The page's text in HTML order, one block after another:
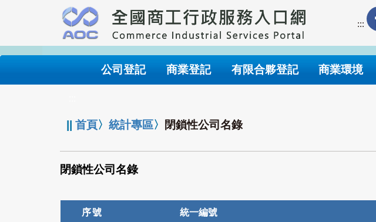
要
內
:::
公司登記 商業登記 有限合夥登記 商業環境
||首頁〉統計專區〉 閉鎖性公司名錄
閉鎖性公司名錄
序號 統一編號